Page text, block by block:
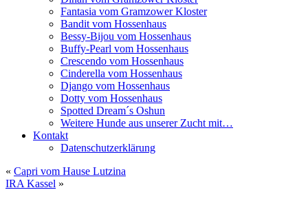
Fantasia vom Gramzower Kloster
Bandit vom Hossenhaus
Bessy-Bijou vom Hossenhaus
Buffy-Pearl vom Hossenhaus
Crescendo vom Hossenhaus
Cinderella vom Hossenhaus
Django vom Hossenhaus
Dotty vom Hossenhaus
Spotted Dream´s Oshun
Weitere Hunde aus unserer Zucht mit…
Kontakt
Datenschutzerklärung
« Capri vom Hause Lutzina
IRA Kassel »